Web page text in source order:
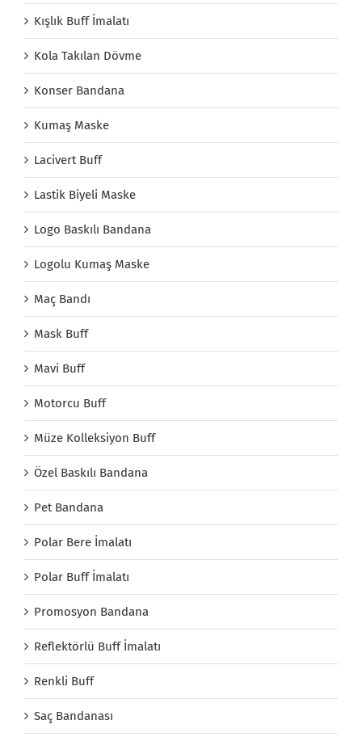
Kışlık Buff İmalatı
Kola Takılan Dövme
Konser Bandana
Kumaş Maske
Lacivert Buff
Lastik Biyeli Maske
Logo Baskılı Bandana
Logolu Kumaş Maske
Maç Bandı
Mask Buff
Mavi Buff
Motorcu Buff
Müze Kolleksiyon Buff
Özel Baskılı Bandana
Pet Bandana
Polar Bere İmalatı
Polar Buff İmalatı
Promosyon Bandana
Reflektörlü Buff İmalatı
Renkli Buff
Saç Bandanası